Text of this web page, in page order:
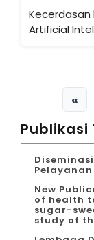
Artificial
«
Publikasi
Pelayanan
New
of health
sugar-
study of